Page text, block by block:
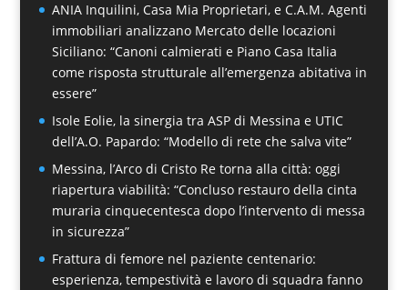
ANIA Inquilini, Casa Mia Proprietari, e C.A.M. Agenti
immobiliari analizzano Mercato delle locazioni
Siciliano: “Canoni calmierati e Piano Casa Italia
come risposta strutturale all’emergenza abitativa in
essere”
Isole Eolie, la sinergia tra ASP di Messina e UTIC
dell’A.O. Papardo: “Modello di rete che salva vite”
Messina, l’Arco di Cristo Re torna alla città: oggi
riapertura viabilità: “Concluso restauro della cinta
muraria cinquecentesca dopo l’intervento di messa
in sicurezza”
Frattura di femore nel paziente centenario:
esperienza, tempestività e lavoro di squadra fanno